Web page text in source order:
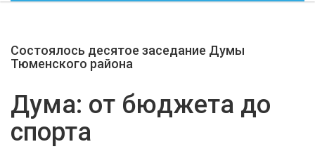
ОБЩЕСТВО
КУЛЬТУРА
Состоялось десятое заседание Думы
Тюменского района
Дума: от бюджета до
спорта